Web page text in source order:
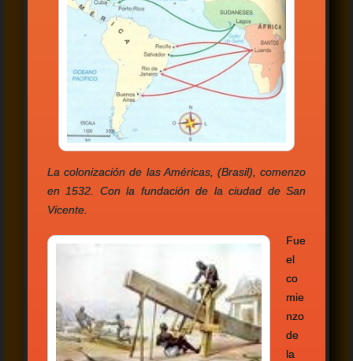
La colonización de las Américas, (Brasil), comenzo
en 1532. Con la fundación de la ciudad de San
Vicente.
Fue
el
co
mie
nzo
de
la